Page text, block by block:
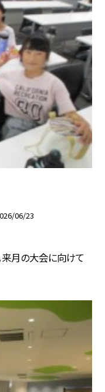
06/23
来月の大会に向けて